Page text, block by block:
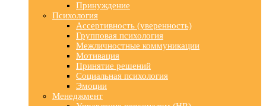
Принуждение
Психология
Ассертивность (уверенность)
Групповая психология
Межличностные коммуникации
Мотивация
Принятие решений
Социальная психология
Эмоции
Менеджмент